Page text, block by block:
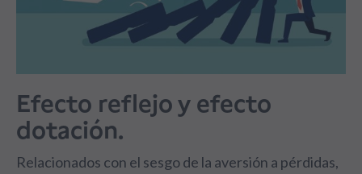
Efecto reflejo y efecto
dotación.
Relacionados con el sesgo de la aversión a pérdidas,